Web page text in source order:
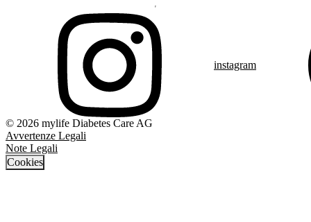
instagram
© 2026 mylife Diabetes Care AG
Avvertenze Legali
Note Legali
Cookies